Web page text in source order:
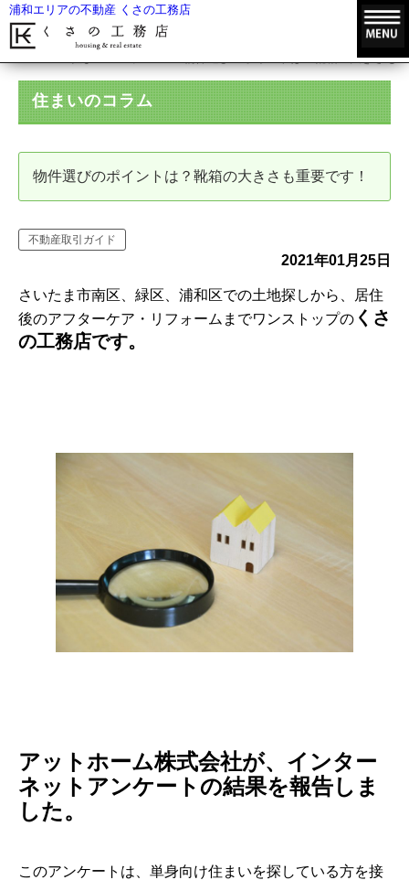
浦和エリアの不動産 くさの工務店
物件選びのポイントは？靴箱の大きさも
住まいのコラム
物件選びのポイントは？靴箱の大きさも重要です！
不動産取引ガイド
2021年01月25日
さいたま市南区、緑区、浦和区での土地探しから、居住
後のアフターケア・リフォームまでワンストップの くさ
の工務店です。
アットホーム株式会社が、インター
ネットアンケートの結果を報告しま
した。
このアンケートは、単身向け住まいを探している方を接